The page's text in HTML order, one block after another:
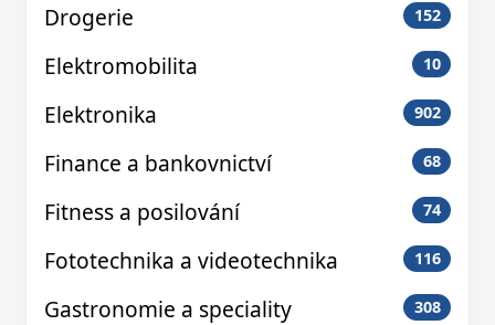
Drogerie 152
Elektromobilita 10
Elektronika 902
Finance a bankovnictví 68
Fitness a posilování 74
Fototechnika a videotechnika 116
Gastronomie a speciality 308